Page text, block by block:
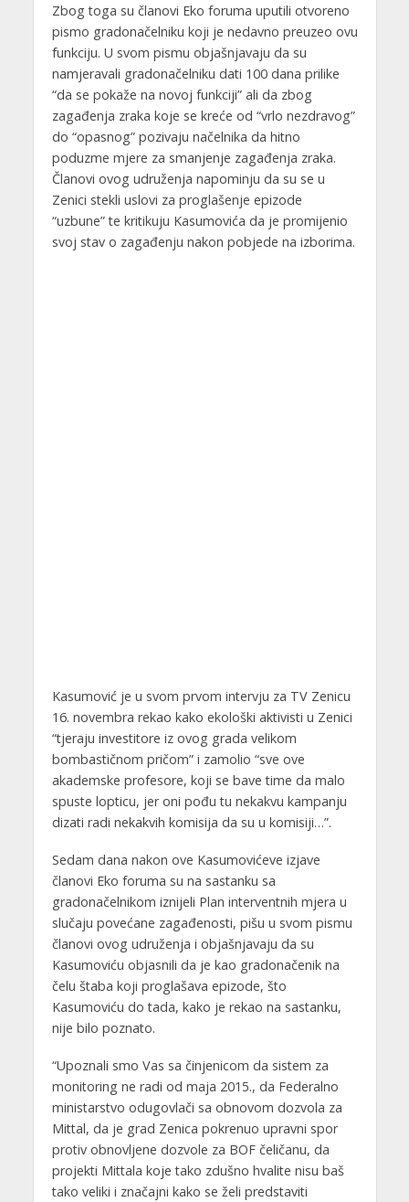
Zbog toga su članovi Eko foruma uputili otvoreno
pismo gradonačelniku koji je nedavno preuzeo ovu
funkciju. U svom pismu objašnjavaju da su
namjeravali gradonačelniku dati 100 dana prilike
“da se pokaže na novoj funkciji” ali da zbog
zagađenja zraka koje se kreće od “vrlo nezdravog”
do “opasnog” pozivaju načelnika da hitno
poduzme mjere za smanjenje zagađenja zraka.
Članovi ovog udruženja napominju da su se u
Zenici stekli uslovi za proglašenje epizode
“uzbune” te kritikuju Kasumovića da je promijenio
svoj stav o zagađenju nakon pobjede na izborima.
Kasumović je u svom prvom intervju za TV Zenicu
16. novembra rekao kako ekološki aktivisti u Zenici
“tjeraju investitore iz ovog grada velikom
bombastičnom pričom” i zamolio “sve ove
akademske profesore, koji se bave time da malo
spuste lopticu, jer oni pođu tu nekakvu kampanju
dizati radi nekakvih komisija da su u komisiji…”.
Sedam dana nakon ove Kasumovićeve izjave
članovi Eko foruma su na sastanku sa
gradonačelnikom iznijeli Plan interventnih mjera u
slučaju povećane zagađenosti, pišu u svom pismu
članovi ovog udruženja i objašnjavaju da su
Kasumoviću objasnili da je kao gradonačenik na
čelu štaba koji proglašava epizode, što
Kasumoviću do tada, kako je rekao na sastanku,
nije bilo poznato.
“Upoznali smo Vas sa činjenicom da sistem za
monitoring ne radi od maja 2015., da Federalno
ministarstvo odugovlači sa obnovom dozvola za
Mittal, da je grad Zenica pokrenuo upravni spor
protiv obnovljene dozvole za BOF čeličanu, da
projekti Mittala koje tako zdušno hvalite nisu baš
tako veliki i značajni kako se želi predstaviti